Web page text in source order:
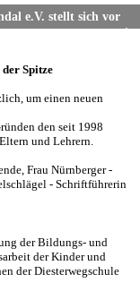
e.V. stellt sich vor
Spitze
um einen neuen
den seit 1998
und Lehrern.
Frau Nürnberger -
- Schriftführerin
der Bildungs- und
der Kinder und
der Diesterwegschule